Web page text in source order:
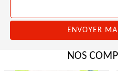
NOS